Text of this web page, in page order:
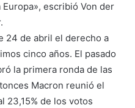
Europa», escribió Von der
24 de abril el derecho a
cinco años. El pasado
la primera ronda de las
Macron reunió el
23,15% de los votos